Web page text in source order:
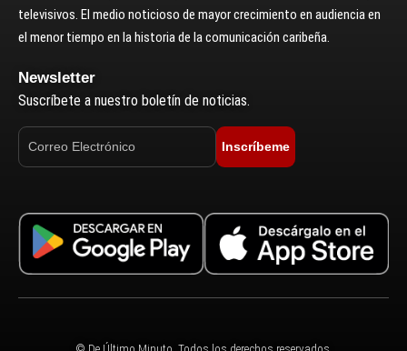
televisivos. El medio noticioso de mayor crecimiento en audiencia en
el menor tiempo en la historia de la comunicación caribeña.
Newsletter
Suscríbete a nuestro boletín de noticias.
Inscríbeme